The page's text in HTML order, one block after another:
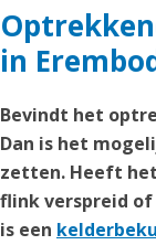
in
Bevindt het
Dan is het
zetten. Heeft
flink verspreid
is een